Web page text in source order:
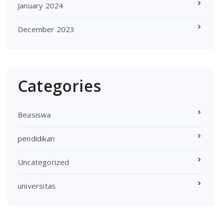
January 2024
December 2023
Categories
Beasiswa
pendidikan
Uncategorized
universitas